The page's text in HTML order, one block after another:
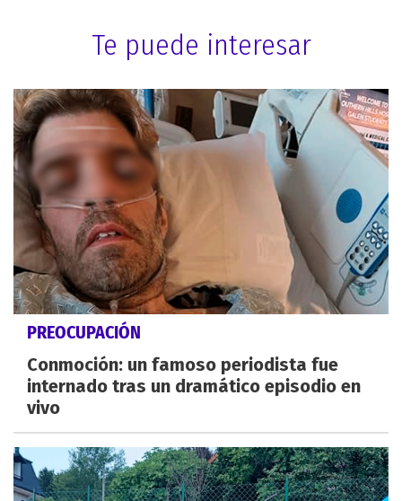
Te puede interesar
PREOCUPACIÓN
Conmoción: un famoso periodista fue
internado tras un dramático episodio en
vivo